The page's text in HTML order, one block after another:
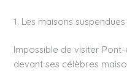
1. Les maisons suspendues
Impossible de visiter
devant ses célèbres